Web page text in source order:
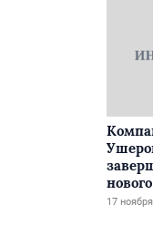
17 ноября